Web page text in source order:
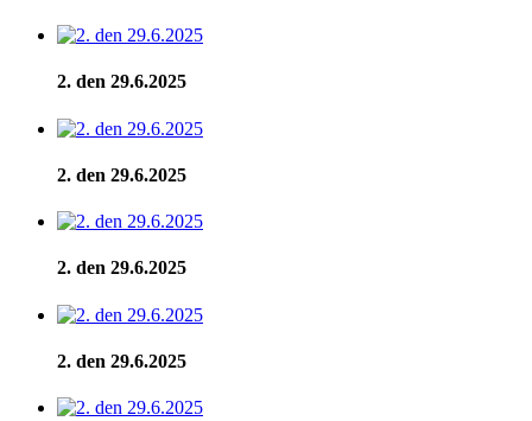
2. den 29.6.2025
2. den 29.6.2025
2. den 29.6.2025
2. den 29.6.2025